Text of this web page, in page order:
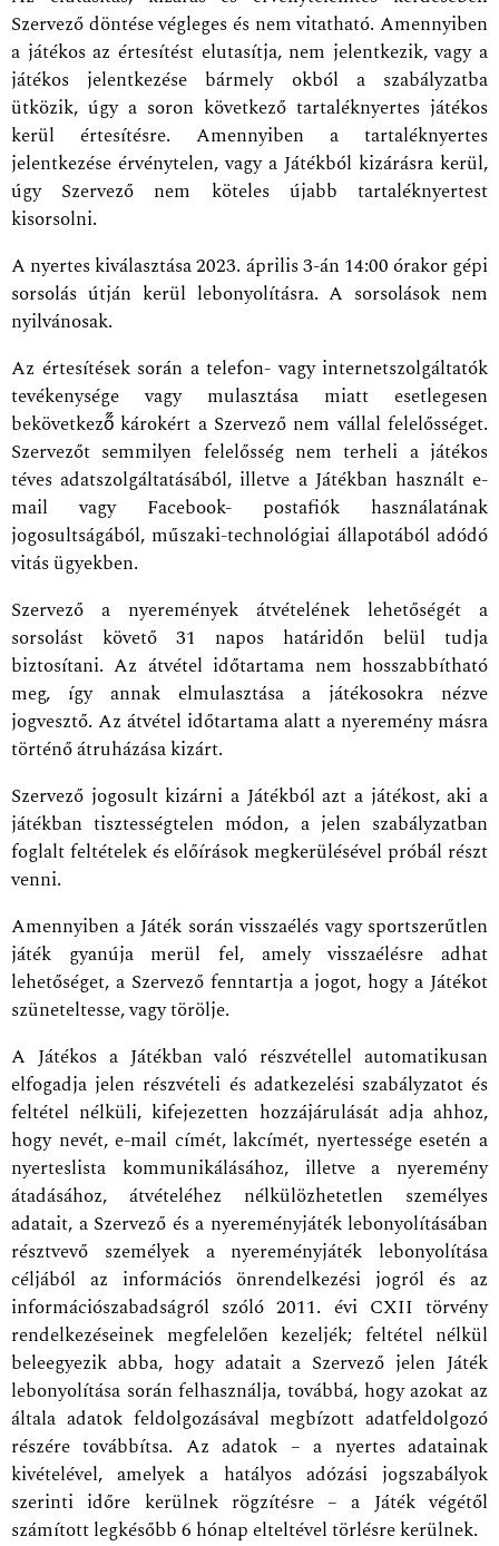
Szervező döntése végleges és nem vitatható. Amennyiben
a játékos az értesítést elutasítja, nem jelentkezik, vagy a
játékos jelentkezése bármely okból a szabályzatba
ütközik, úgy a soron következő tartaléknyertes játékos
kerül értesítésre. Amennyiben a tartaléknyertes
jelentkezése érvénytelen, vagy a Játékból kizárásra kerül,
úgy Szervező nem köteles újabb tartaléknyertest
kisorsolni.
A nyertes kiválasztása 2023. április 3-án 14:00 órakor gépi
sorsolás útján kerül lebonyolításra. A sorsolások nem
nyilvánosak.
Az értesítések során a telefon- vagy internetszolgáltatók
tevékenysége vagy mulasztása miatt esetlegesen
bekövetkező̋ károkért a Szervező nem vállal felelősséget.
Szervezőt semmilyen felelősség nem terheli a játékos
téves adatszolgáltatásából, illetve a Játékban használt e-
mail vagy Facebook- postafiók használatának
jogosultságából, műszaki-technológiai állapotából adódó
vitás ügyekben.
Szervező a nyeremények átvételének lehetőségét a
sorsolást követő 31 napos határidőn belül tudja
biztosítani. Az átvétel időtartama nem hosszabbítható
meg, így annak elmulasztása a játékosokra nézve
jogvesztő. Az átvétel időtartama alatt a nyeremény másra
történő átruházása kizárt.
Szervező jogosult kizárni a Játékból azt a játékost, aki a
játékban tisztességtelen módon, a jelen szabályzatban
foglalt feltételek és előírások megkerülésével próbál részt
venni.
Amennyiben a Játék során visszaélés vagy sportszerűtlen
játék gyanúja merül fel, amely visszaélésre adhat
lehetőséget, a Szervező fenntartja a jogot, hogy a Játékot
szüneteltesse, vagy törölje.
A Játékos a Játékban való részvétellel automatikusan
elfogadja jelen részvételi és adatkezelési szabályzatot és
feltétel nélküli, kifejezetten hozzájárulását adja ahhoz,
hogy nevét, e-mail címét, lakcímét, nyertessége esetén a
nyerteslista kommunikálásához, illetve a nyeremény
átadásához, átvételéhez nélkülözhetetlen személyes
adatait, a Szervező és a nyereményjáték lebonyolításában
résztvevő személyek a nyereményjáték lebonyolítása
céljából az információs önrendelkezési jogról és az
információszabadságról szóló 2011. évi CXII törvény
rendelkezéseinek megfelelően kezeljék; feltétel nélkül
beleegyezik abba, hogy adatait a Szervező jelen Játék
lebonyolítása során felhasználja, továbbá, hogy azokat az
általa adatok feldolgozásával megbízott adatfeldolgozó
részére továbbítsa. Az adatok – a nyertes adatainak
kivételével, amelyek a hatályos adózási jogszabályok
szerinti időre kerülnek rögzítésre – a Játék végétől
számított legkésőbb 6 hónap elteltével törlésre kerülnek.